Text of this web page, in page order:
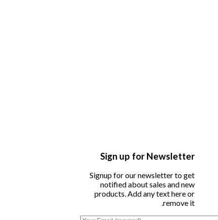
Sign up for Newsletter
Signup for our newsletter to get
notified about sales and new
products. Add any text here or
remove it.